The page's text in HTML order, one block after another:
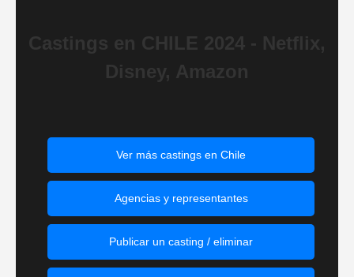
Castings en CHILE 2024 - Netflix,
Disney, Amazon
Ver más castings en Chile
Agencias y representantes
Publicar un casting / eliminar